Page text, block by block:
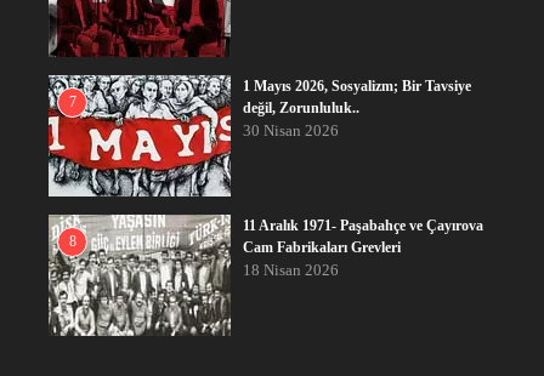
7
1 Mayıs 2026, Sosyalizm; Bir Tavsiye
değil, Zorunluluk..
30 Nisan 2026
8
11 Aralık 1971- Paşabahçe ve Çayırova
Cam Fabrikaları Grevleri
18 Nisan 2026